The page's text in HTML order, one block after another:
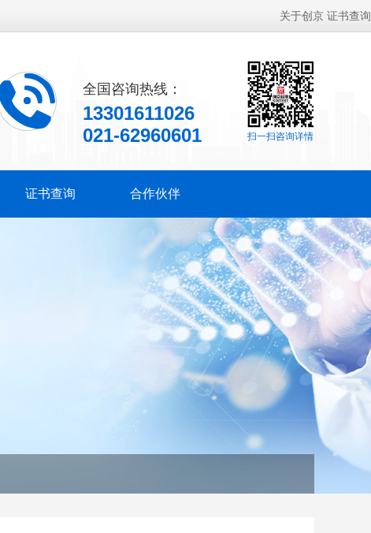
关于创京 证书查询
扫一扫咨询详情
全国咨询热线：
13301611026
021-62960601
证书查询 合作伙伴